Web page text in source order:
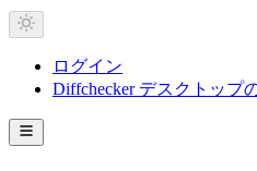
ログイン
Diffchecker デスクトップ